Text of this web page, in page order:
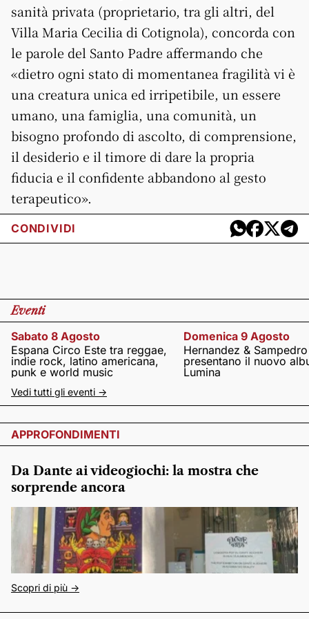
sanità privata (proprietario, tra gli altri, del
Villa Maria Cecilia di Cotignola), concorda con
le parole del Santo Padre affermando che
«dietro ogni stato di momentanea fragilità vi è
una creatura unica ed irripetibile, un essere
umano, una famiglia, una comunità, un
bisogno profondo di ascolto, di comprensione,
il desiderio e il timore di dare la propria
fiducia e il confidente abbandono al gesto
terapeutico».
CONDIVIDI
Eventi
Sabato 8 Agosto
Espana Circo Este tra reggae,
indie rock, latino americana,
punk e world music
Domenica 9 Agosto
Hernandez & Sampedro
presentano il nuovo
Lumina
Vedi tutti gli eventi ->
APPROFONDIMENTI
Da Dante ai videogiochi: la mostra che
sorprende ancora
Scopri di più ->